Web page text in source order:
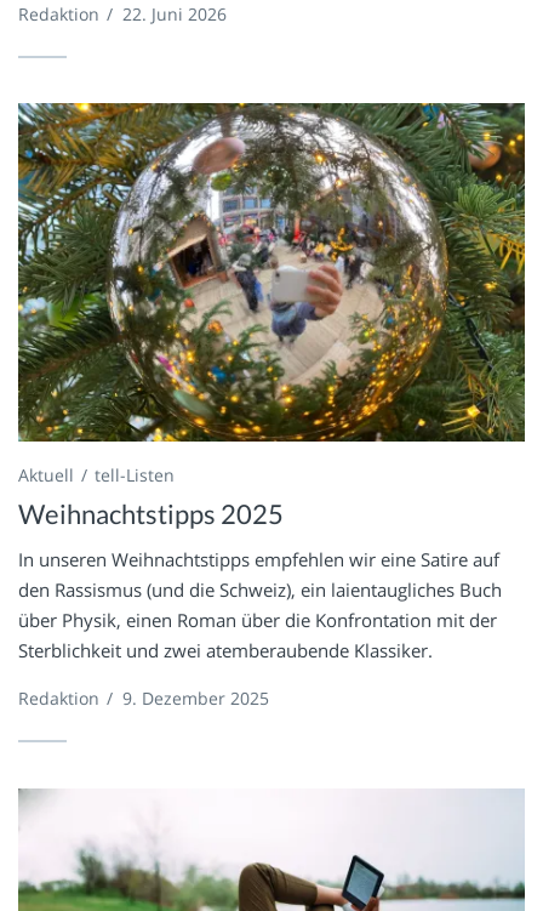
Redaktion / 22. Juni 2026
Aktuell tell-Listen
Weihnachtstipps 2025
In unseren Weihnachtstipps empfehlen wir eine Satire auf
den Rassismus (und die Schweiz), ein laientaugliches Buch
über Physik, einen Roman über die Konfrontation mit der
Sterblichkeit und zwei atemberaubende Klassiker.
Redaktion / 9. Dezember 2025